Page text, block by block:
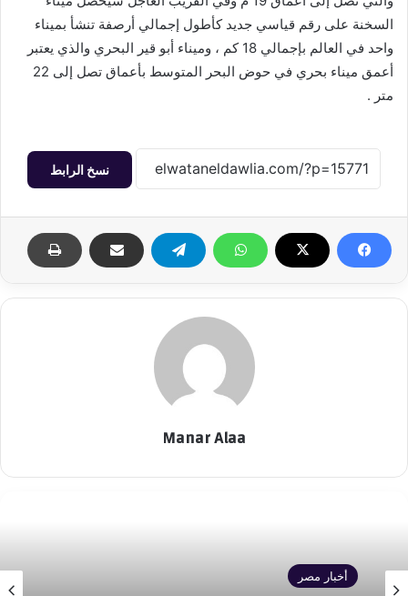
السخنة على رقم قياسي جديد كأطول إجمالي أرصفة تنشأ بميناء
واحد في العالم بإجمالي 18 كم ، وميناء أبو قير البحري والذي يعتبر
أعمق ميناء بحري في حوض البحر المتوسط بأعماق تصل إلى 22
متر .
نسخ الرابط
Manar Alaa
أخبار مصر